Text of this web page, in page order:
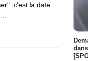
:c'est la date